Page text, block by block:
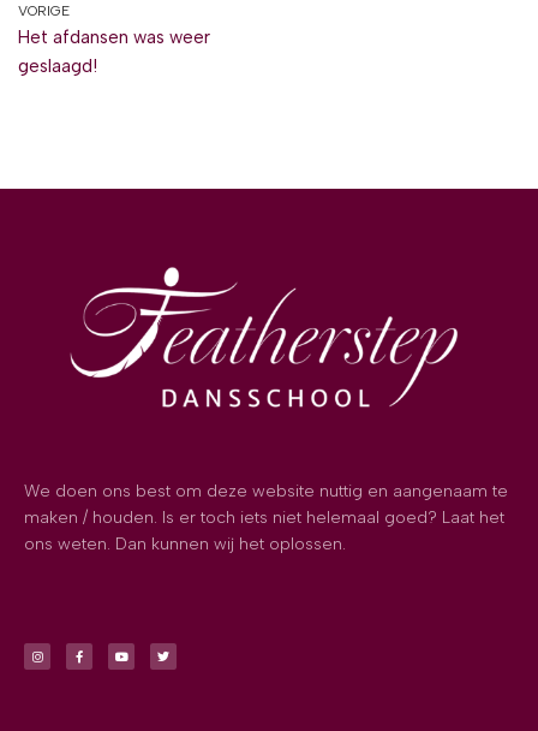
VORIGE
Het afdansen was weer
geslaagd!
We doen ons best om deze website nuttig en aangenaam te
maken / houden. Is er toch iets niet helemaal goed? Laat het
ons weten. Dan kunnen wij het oplossen.